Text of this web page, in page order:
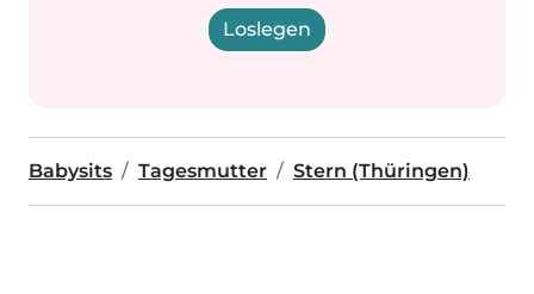
Loslegen
Babysits Tagesmutter Stern (Thüringen)